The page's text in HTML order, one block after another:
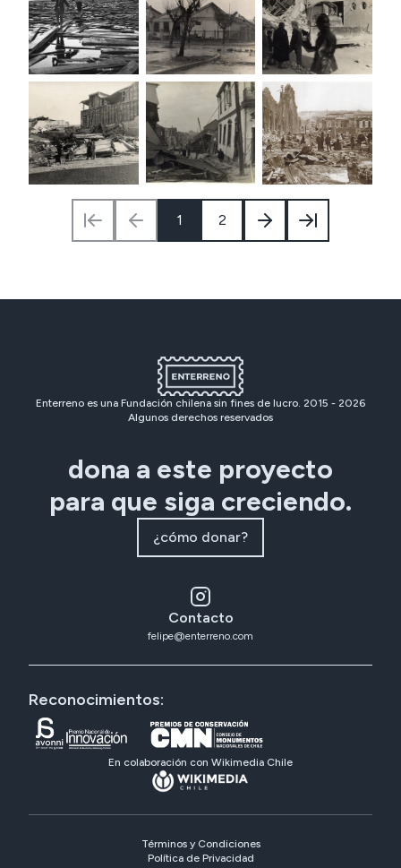
1 2
Enterreno es una Fundación chilena sin fines de lucro. 2015 - 2026
Algunos derechos reservados
dona a este proyecto
para que siga creciendo.
¿cómo donar?
Contacto
felipe@enterreno.com
Reconocimientos:
En colaboración con Wikimedia Chile
Términos y Condiciones
Política de Privacidad